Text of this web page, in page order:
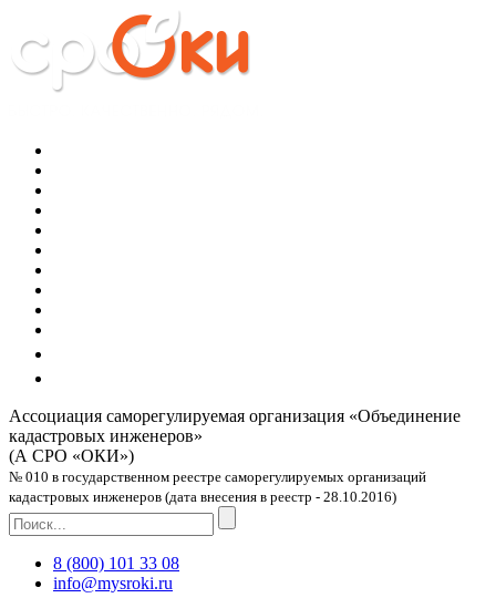
Ассоциация саморегулируемая организация «Объединение
кадастровых инженеров»
(А СРО «ОКИ»)
№ 010 в государственном реестре саморегулируемых организаций
кадастровых инженеров (дата внесения в реестр - 28.10.2016)
8 (800) 101 33 08
info@mysroki.ru